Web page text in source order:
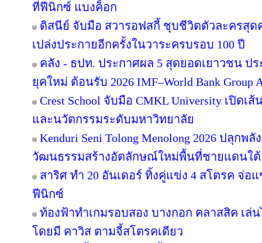
ที่ฟีนิกซ์ แบงค็อก
ดิสนีย์ จับมือ สวารอฟสกี้ ชุบชีวิตตัวละครสุด
เปล่งประกายอีกครั้งในวาระครบรอบ 100 ปี
คลัง - ธปท. ประกาศผล 5 สุดยอดเยาวชน ป
ยุคใหม่ ต้อนรับ 2026 IMF–World Bank Group
Crest School จับมือ CMKL University เปิด
และนวัตกรรมระดับมหาวิทยาลัย
Kenduri Seni Tolong Menolong 2026 ปลุก
วัฒนธรรมสร้างอัตลักษณ์ใหม่พื้นที่ชายแดนใต้
สาริศ ทำ 20 อันเดอร์ ทิ้งคู่แข่ง 4 สโตรค จ่
ฟีนิกซ์
ท้องฟ้าทำเกมรอบสอง บางกอก คลาสสิค เล่
โดยมี คาวิส ตามจี้สโตรคเดียว